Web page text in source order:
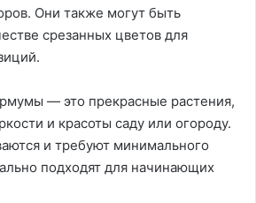
Они также могут быть
срезанных цветов для
— это прекрасные растения,
и красоты саду или огороду.
и требуют минимального
подходят для начинающих